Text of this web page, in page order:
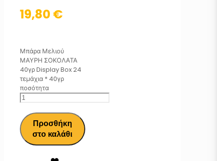
19,80 €
Μπάρα Μελιού
ΜΑΥΡΗ ΣΟΚΟΛΑΤΑ
40γρ Display Box 24
τεμάχια * 40γρ
ποσότητα
Προσθήκη
στο καλάθι